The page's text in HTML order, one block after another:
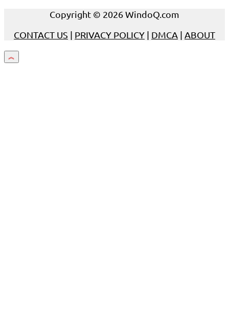
Copyright © 2026 WindoQ.com
CONTACT US | PRIVACY POLICY | DMCA | ABOUT